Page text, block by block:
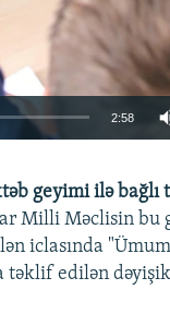
2:58
geyimi ilə bağlı
Milli Məclisin bu
iclasında
təklif edilən